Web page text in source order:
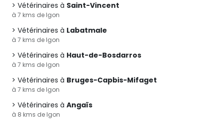
Vétérinaires à Saint-Vincent
à 7 kms de Igon
Vétérinaires à Labatmale
à 7 kms de Igon
Vétérinaires à Haut-de-Bosdarros
à 7 kms de Igon
Vétérinaires à Bruges-Capbis-Mifaget
à 7 kms de Igon
Vétérinaires à Angaïs
à 8 kms de Igon